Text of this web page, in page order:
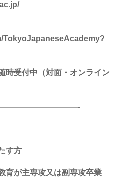
TokyoJapaneseAcademy?
時受付中（対面・オンライン
す方
育が主専攻又は副専攻卒業